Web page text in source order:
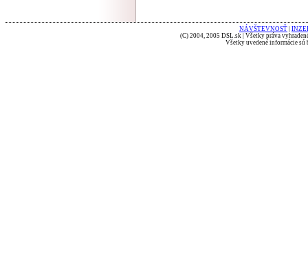
NÁVŠTEVNOSŤ
(C) 2004, 2005 DSL.sk | Všetky práva
Všetky uvedené informácie sú